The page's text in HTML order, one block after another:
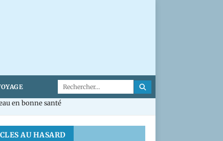
en bonne santé
AU HASARD